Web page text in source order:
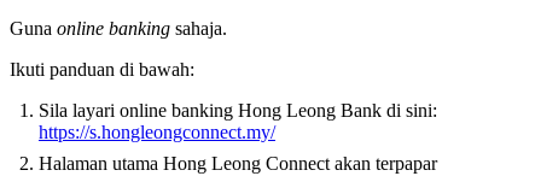
Guna online banking sahaja.
Ikuti panduan di bawah:
Sila layari online banking Hong Leong Bank di sini:
https://s.hongleongconnect.my/
Halaman utama Hong Leong Connect akan terpapar